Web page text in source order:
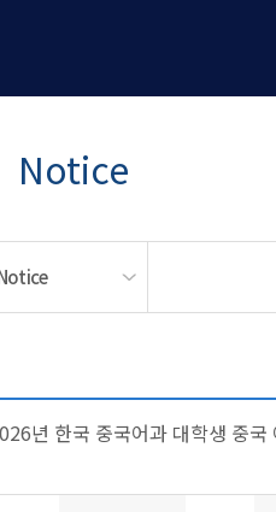
Notice
ABOUT US
APPLY
GLOBAL MOBILITY
STUDENT SERVICES
EDUCATION
NOTICE
Notice
News & Events
년 한국 중국어과 대학생 중국